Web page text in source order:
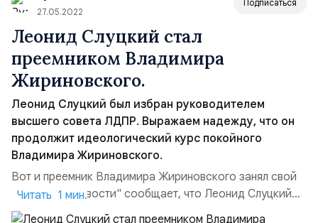
Украине. Владимир Жириновск...
27.05.2022
Подписаться
Леонид Слуцкий стал
преемником Владимира
Жириновского.
Леонид Слуцкий был избран руководителем
высшего совета ЛДПР. Выражаем надежду, что он
продолжит идеологический курс покойного
Владимира Жириновского.
Вот и преемник Владимира Жириновского занял свой
пост. РИА "Новости" сообщает, что Леонид Слуцкий
был избран руководителем высшего совета ЛДПР.
Читать 1 мин.